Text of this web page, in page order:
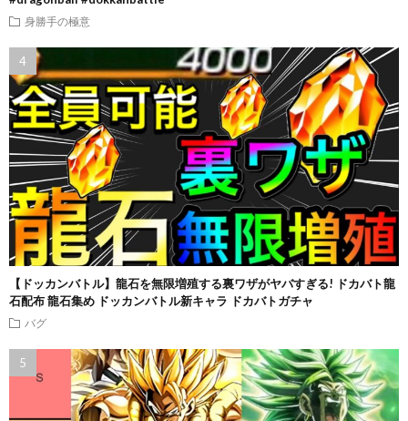
身勝手の極意
【ドッカンバトル】龍石を無限増殖する裏ワザがヤバすぎる! ドカバト龍
石配布 龍石集め ドッカンバトル新キャラ ドカバトガチャ
バグ